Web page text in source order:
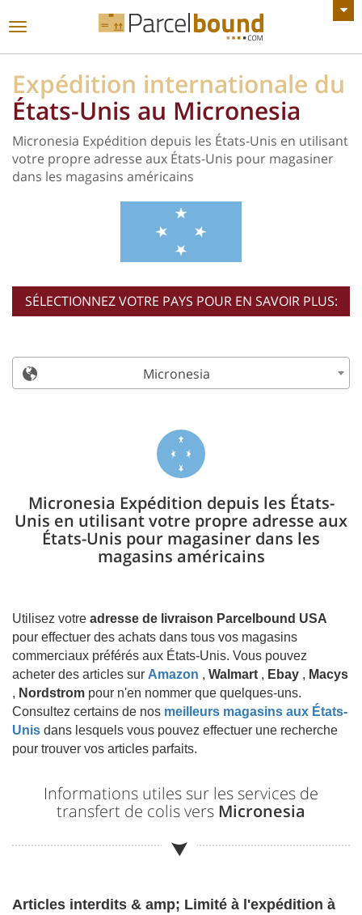
VOIR TOUTES LES ANNONCES
Basculer
Expédition internationale du
États-Unis au Micronesia
Micronesia Expédition depuis les États-Unis en utilisant
votre propre adresse aux États-Unis pour magasiner
dans les magasins américains
SÉLECTIONNEZ VOTRE PAYS POUR EN SAVOIR PLUS:
Micronesia
Micronesia Expédition depuis les États-
Unis en utilisant votre propre adresse aux
États-Unis pour magasiner dans les
magasins américains
Utilisez votre adresse de livraison Parcelbound USA
pour effectuer des achats dans tous vos magasins
commerciaux préférés aux États-Unis. Vous pouvez
acheter des articles sur Amazon , Walmart , Ebay , Macys
, Nordstrom pour n'en nommer que quelques-uns.
Consultez certains de nos meilleurs magasins aux États-
Unis dans lesquels vous pouvez effectuer une recherche
pour trouver vos articles parfaits.
Informations utiles sur les services de
transfert de colis vers Micronesia
Articles interdits & amp; Limité à l'expédition à